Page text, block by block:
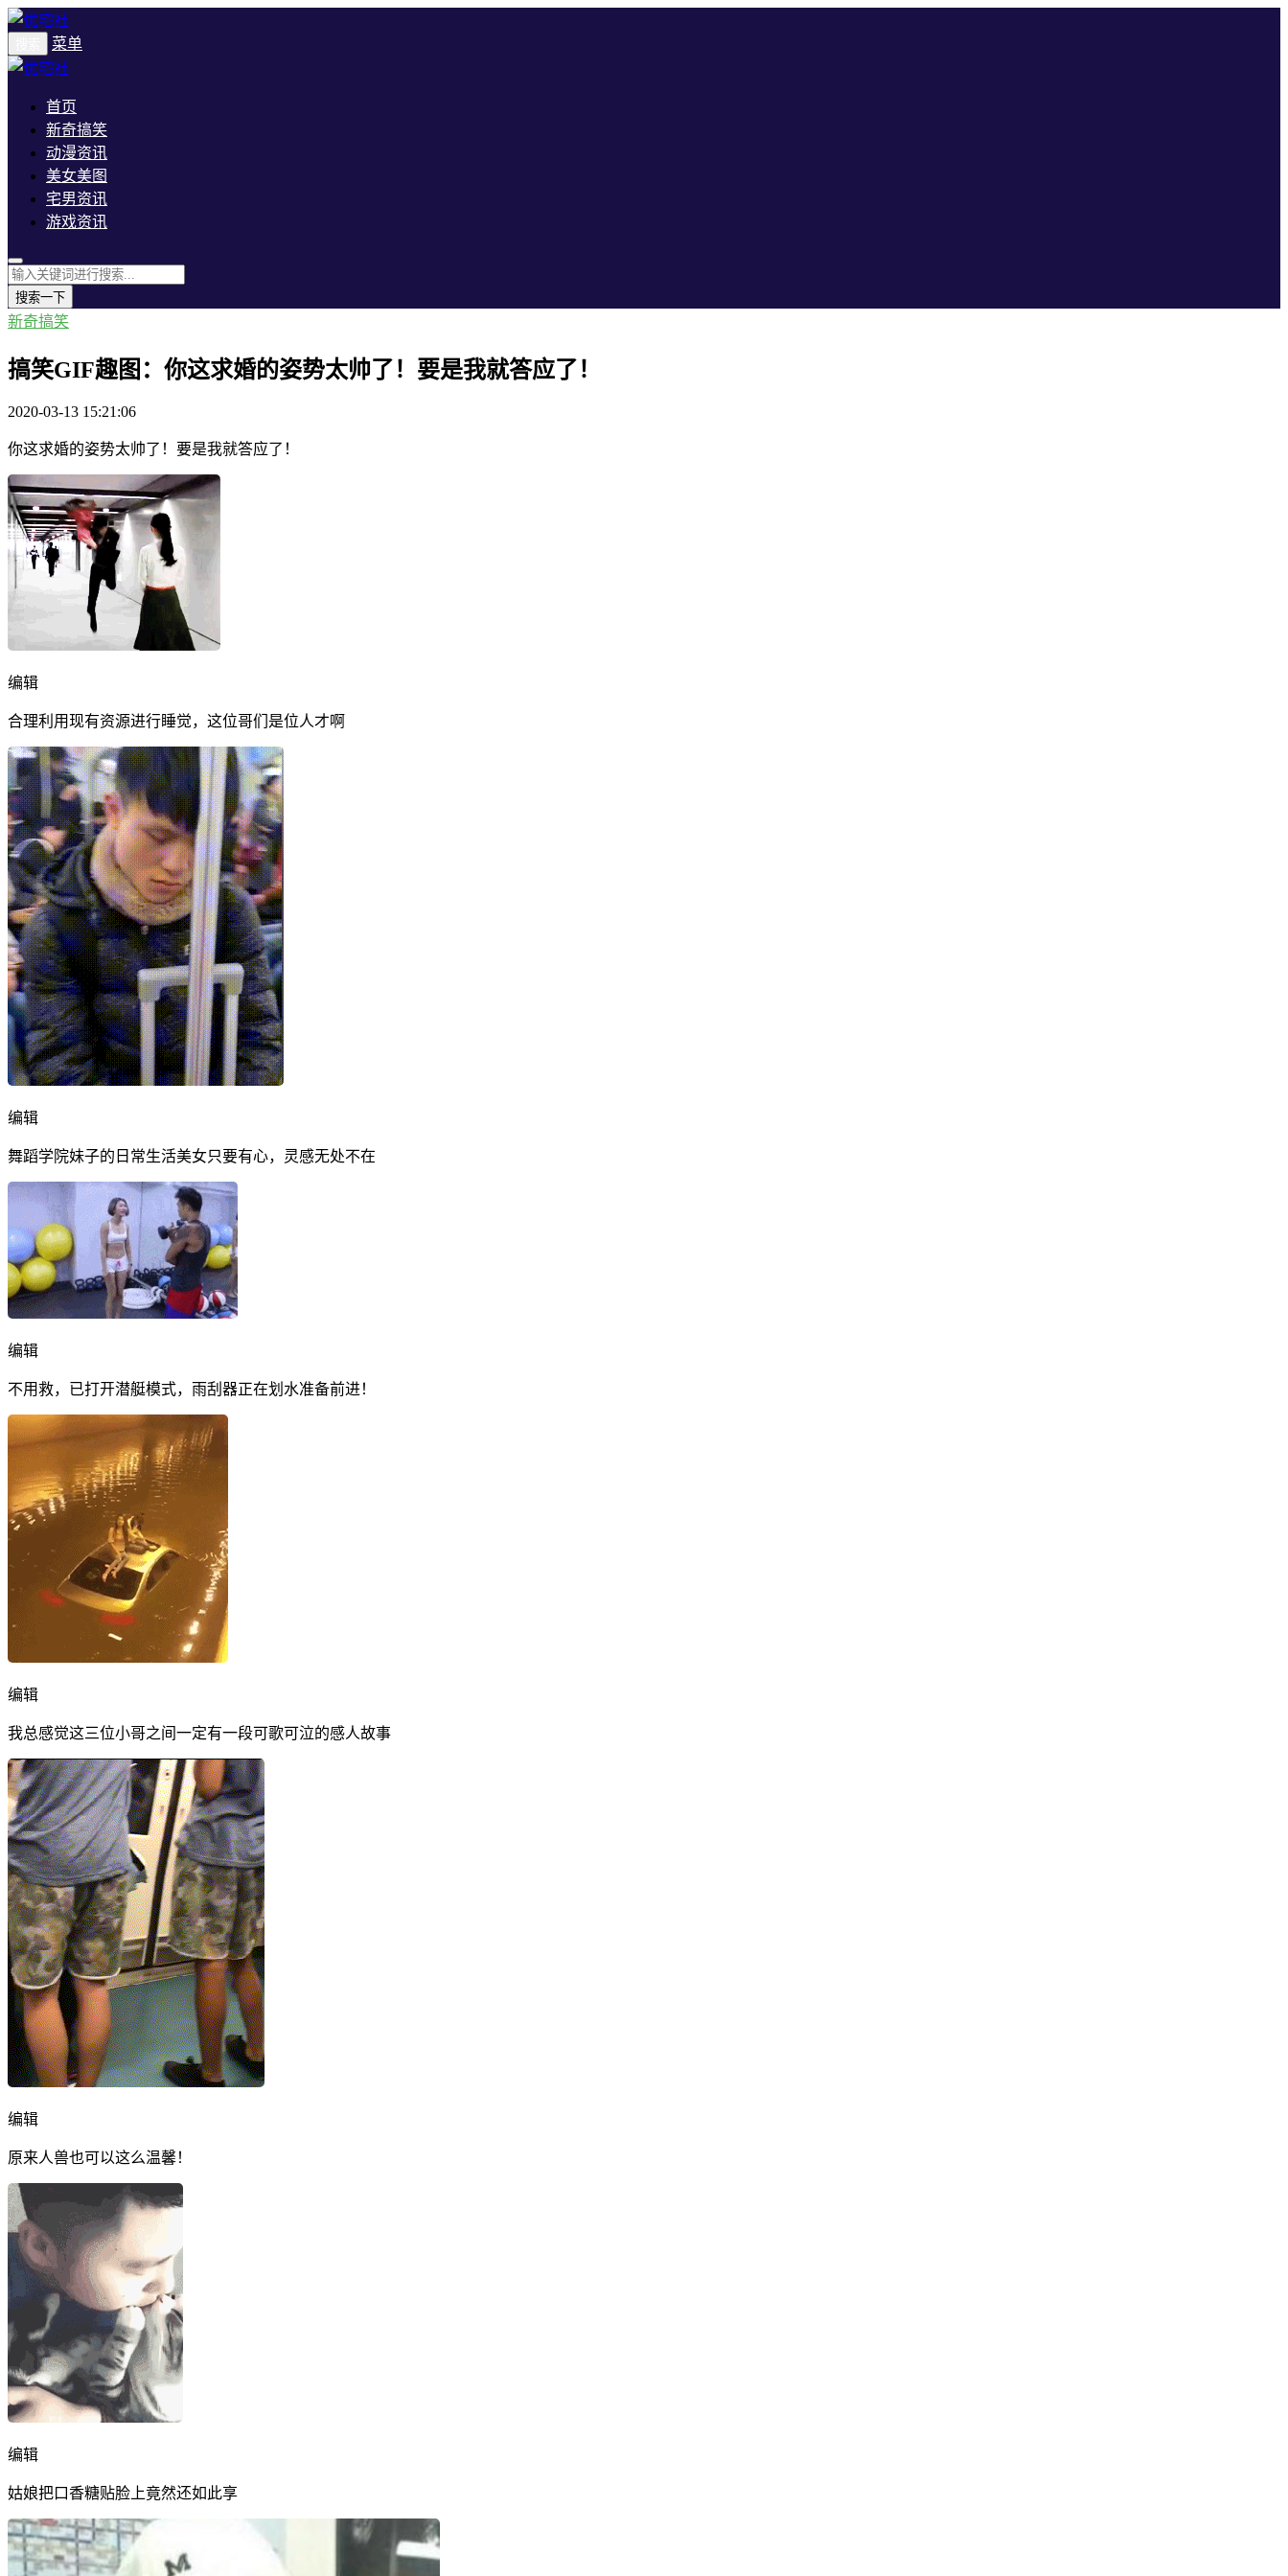
菜单
首页
新奇搞笑
动漫资讯
美女美图
宅男资讯
游戏资讯
搜索一下
新奇搞笑
搞笑GIF趣图：你这求婚的姿势太帅了！要是我就答应了！
2020-03-13 15:21:06
你这求婚的姿势太帅了！要是我就答应了！
编辑
合理利用现有资源进行睡觉，这位哥们是位人才啊
编辑
舞蹈学院妹子的日常生活美女只要有心，灵感无处不在
编辑
不用救，已打开潜艇模式，雨刮器正在划水准备前进！
编辑
我总感觉这三位小哥之间一定有一段可歌可泣的感人故事
编辑
原来人兽也可以这么温馨！
编辑
姑娘把口香糖贴脸上竟然还如此享